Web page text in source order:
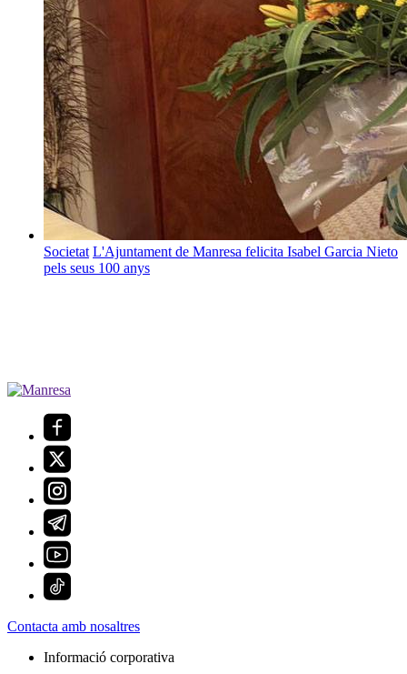
Societat L'Ajuntament de Manresa felicita Isabel Garcia Nieto
pels seus 100 anys
Contacta amb nosaltres
Informació corporativa